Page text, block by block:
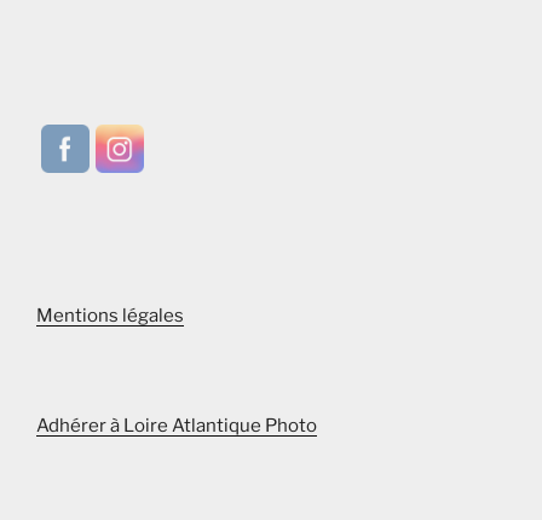
Mentions légales
Adhérer à Loire Atlantique Photo